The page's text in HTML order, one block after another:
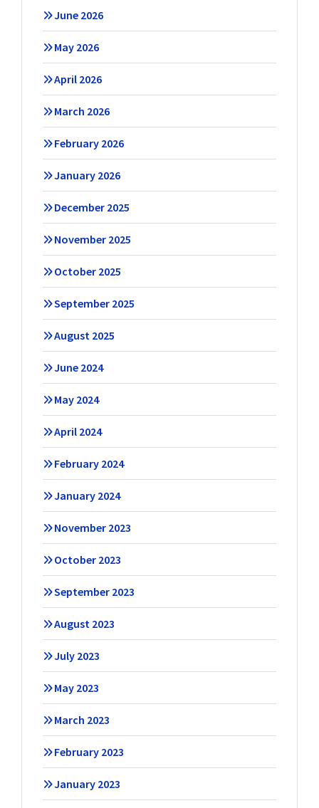
June 2026
May 2026
April 2026
March 2026
February 2026
January 2026
December 2025
November 2025
October 2025
September 2025
August 2025
June 2024
May 2024
April 2024
February 2024
January 2024
November 2023
October 2023
September 2023
August 2023
July 2023
May 2023
March 2023
February 2023
January 2023